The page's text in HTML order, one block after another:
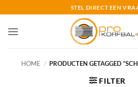
naar
inhoud
STEL DIRECT EEN
HOME / PRODUCTEN GETAGGED
FILTER